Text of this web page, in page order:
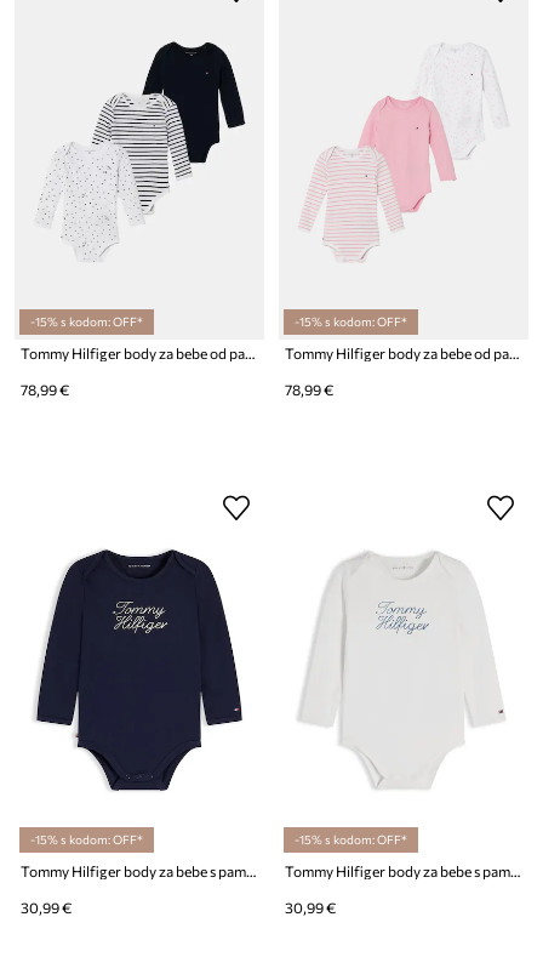
-15% s kodom: OFF*
Tommy Hilfiger body za bebe od pamuka s elastanom 3-pack
78,99 €
-15% s kodom: OFF*
Tommy Hilfiger body za bebe od pamuka s elastanom 3-pack
78,99 €
-15% s kodom: OFF*
Tommy Hilfiger body za bebe s pamukom
30,99 €
-15% s kodom: OFF*
Tommy Hilfiger body za bebe s pamukom
30,99 €